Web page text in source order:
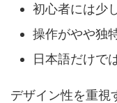
初心者には少
操作がやや独
日本語だけで
デザイン性を重視